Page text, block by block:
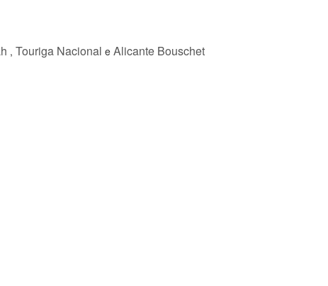
, Touriga Nacional e Alicante Bouschet